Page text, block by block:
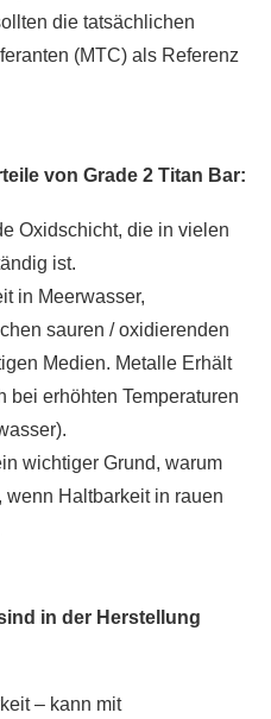
die tatsächlichen
(MTC) als Referenz
von Grade 2 Titan Bar:
Oxidschicht, die in vielen
ist.
in Meerwasser,
sauren / oxidierenden
Medien. Metalle Erhält
bei erhöhten Temperaturen
wichtiger Grund, warum
wenn Haltbarkeit in rauen
in der Herstellung
– kann mit